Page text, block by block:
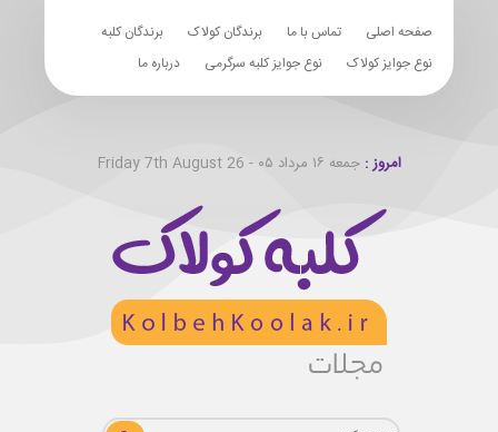
صفحه اصلی تماس با ما برندگان کولاک
برندگان کلبه
نوع جوایز کولاک
نوع جوایز کلبه سرگرمی درباره ما
امروز :جمعه ۱۶ مرداد ۰۵ - Friday 7th August 26